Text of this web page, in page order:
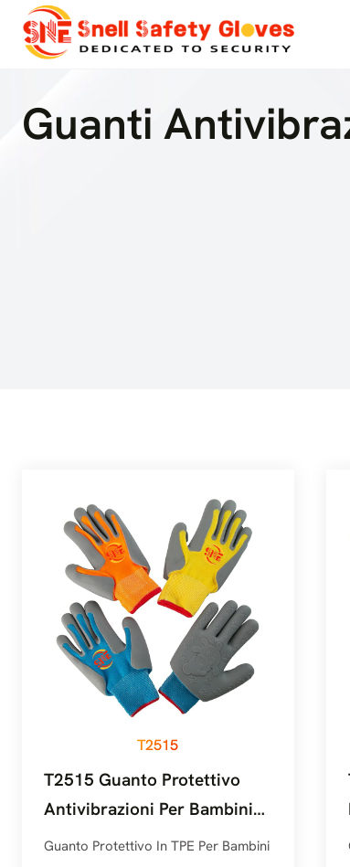
Salta
contenuto
Guanti
T2515
T2515 Guanto Protettivo
Antivibrazioni Per Bambini
Con Iniezione Di TPE Snell
Guanto Protettivo In TPE Per Bambini